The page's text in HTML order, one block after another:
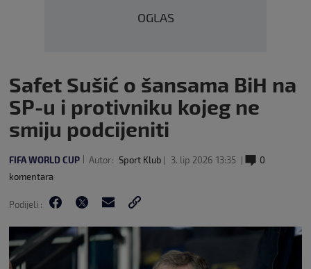
OGLAS
Safet Sušić o šansama BiH na
SP-u i protivniku kojeg ne
smiju podcijeniti
FIFA WORLD CUP Autor: Sport Klub 3. lip 2026 13:35
0
komentara
Podijeli :